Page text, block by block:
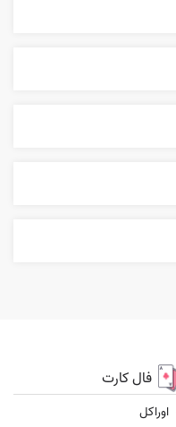
فال کارت
اوراکل